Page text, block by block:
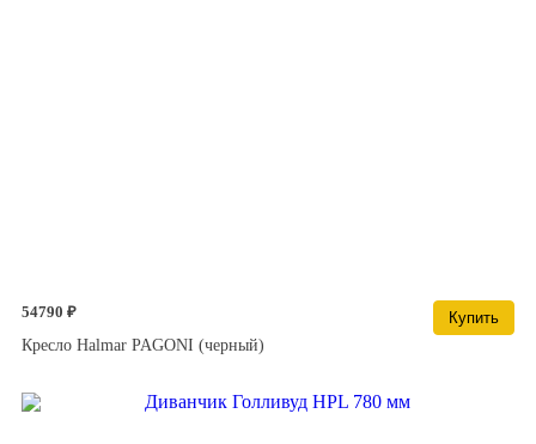
54790 ₽
Купить
Кресло Halmar PAGONI (черный)